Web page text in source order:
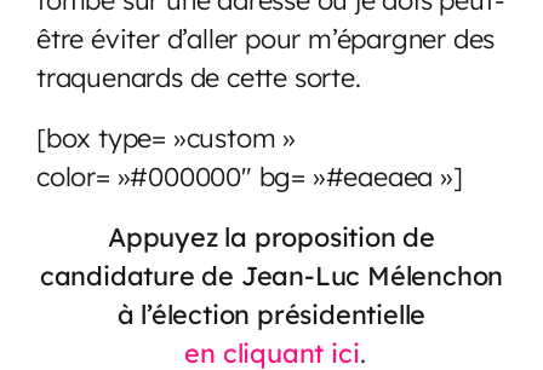
être éviter d’aller pour m’épargner des
traquenards de cette sorte.
[box type= »custom »
color= »#000000″ bg= »#eaeaea »]
Appuyez la proposition de
candidature de Jean-Luc Mélenchon
à l’élection présidentielle
en cliquant ici.